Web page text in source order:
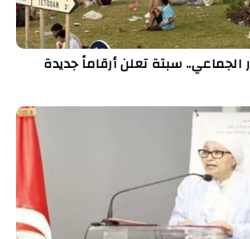
الجماعي.. سبتة تعلن أرقاماً جديدة